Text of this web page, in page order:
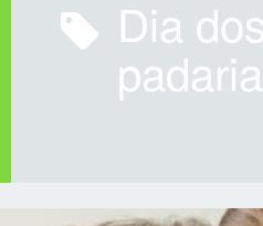
dia dos avós na
padaria